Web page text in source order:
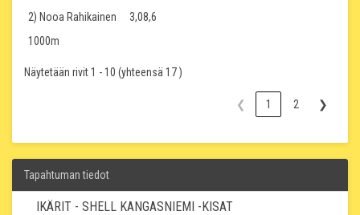
2) Nooa Rahikainen
3,08,6
1000m
Näytetään rivit 1 - 10 (yhteensä 17 )
❮ 1 2 ❯
Tapahtuman tiedot
IKÄRIT - SHELL KANGASNIEMI -KISAT